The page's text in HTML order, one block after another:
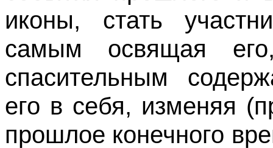
иконы, стать
самым освящая
спасительным
его в себя, изменяя
прошлое конечного